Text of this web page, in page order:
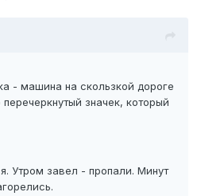
- машина на скользкой дороге
значек, который
Утром завел - пропали. Минут